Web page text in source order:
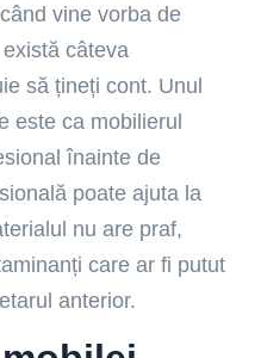
vine vorba de
câteva
să țineți cont. Unul
este ca mobilierul
înainte de
poate ajuta la
nu are praf,
care ar fi putut
anterior.